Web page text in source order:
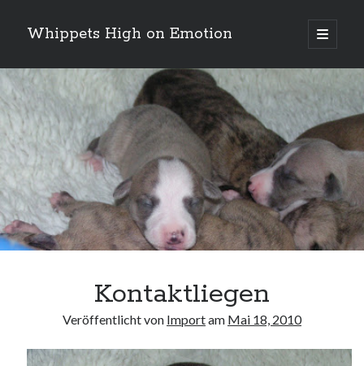
Whippets High on Emotion
öffnen
Sidebar
Neueste Kommentare
Profil
von
ingrid.krahheiermann
auf
Facebook
anzeigen
Archiv
Archiv
Kontaktliegen
Veröffentlicht von Importam Mai 18, 2010